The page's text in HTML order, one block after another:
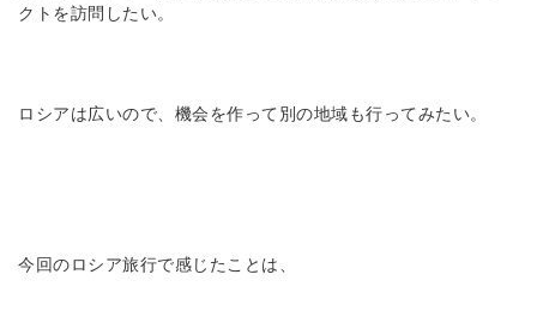
クトを訪問したい。
ロシアは広いので、機会を作って別の地域も行ってみたい。
今回のロシア旅行で感じたことは、